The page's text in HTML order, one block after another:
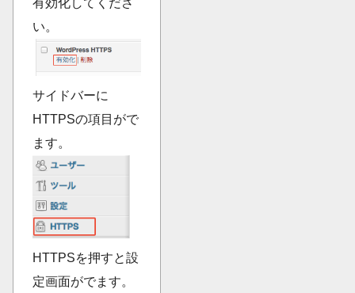
有効化してくださ
い。
サイドバーに
HTTPSの項目がで
ます。
HTTPSを押すと設
定画面がでます。